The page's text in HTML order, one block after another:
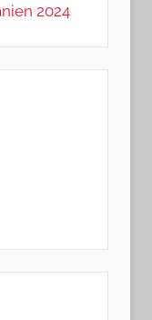
2024